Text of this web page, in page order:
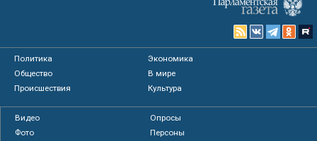
Политика
Экономика
Общество
В мире
Происшествия
Культура
Видео
Опросы
Фото
Персоны